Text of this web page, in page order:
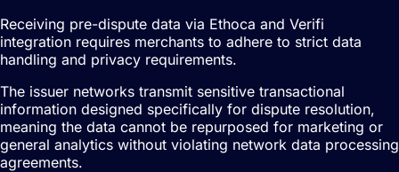
Receiving pre-dispute data via Ethoca and Verifi
integration requires merchants to adhere to strict data
handling and privacy requirements.
The issuer networks transmit sensitive transactional
information designed specifically for dispute resolution,
meaning the data cannot be repurposed for marketing or
general analytics without violating network data processing
agreements.